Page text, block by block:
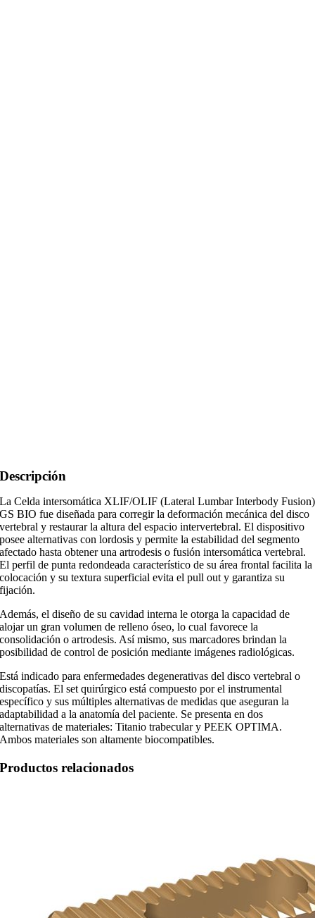
Descripción
La Celda intersomática XLIF/OLIF (Lateral Lumbar Interbody Fusion)
GS BIO fue diseñada para corregir la deformación mecánica del disco
vertebral y restaurar la altura del espacio intervertebral. El dispositivo
posee alternativas con lordosis y permite la estabilidad del segmento
afectado hasta obtener una artrodesis o fusión intersomática vertebral.
El perfil de punta redondeada característico de su área frontal facilita la
colocación y su textura superficial evita el pull out y garantiza su
fijación.
Además, el diseño de su cavidad interna le otorga la capacidad de
alojar un gran volumen de relleno óseo, lo cual favorece la
consolidación o artrodesis. Así mismo, sus marcadores brindan la
posibilidad de control de posición mediante imágenes radiológicas.
Está indicado para enfermedades degenerativas del disco vertebral o
discopatías. El set quirúrgico está compuesto por el instrumental
específico y sus múltiples alternativas de medidas que aseguran la
adaptabilidad a la anatomía del paciente. Se presenta en dos
alternativas de materiales: Titanio trabecular y PEEK OPTIMA.
Ambos materiales son altamente biocompatibles.
Productos relacionados